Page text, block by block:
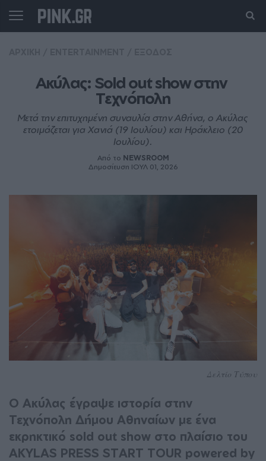
Ακύλας: Sold out show στην
Τεχνόπολη
Μετά την επιτυχημένη συναυλία στην Αθήνα, ο Ακύλας
ετοιμάζεται για Χανιά (19 Ιουλίου) και Ηράκλειο (20
Ιουλίου).
Από το NEWSROOM
Δημοσίευση ΙΟΥΛ 01, 2026
Δελτίο Τύπου
Ο Ακύλας έγραψε ιστορία στην
Τεχνόπολη Δήμου Αθηναίων με ένα
εκρηκτικό sold out show στο πλαίσιο του
AKYLAS PRESS START TOUR powered by